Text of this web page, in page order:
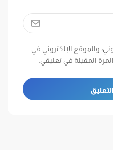
والموقع الإلكتروني في
المقبلة في تعليقي.